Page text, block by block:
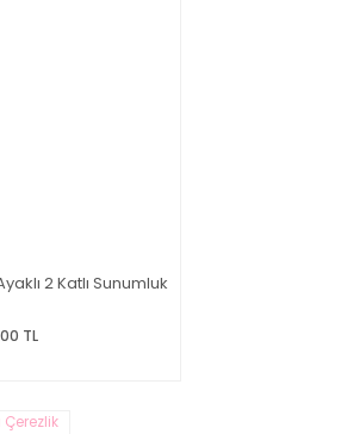
2 Katlı Sunumluk
TL